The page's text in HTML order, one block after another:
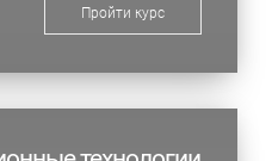
Пройти курс